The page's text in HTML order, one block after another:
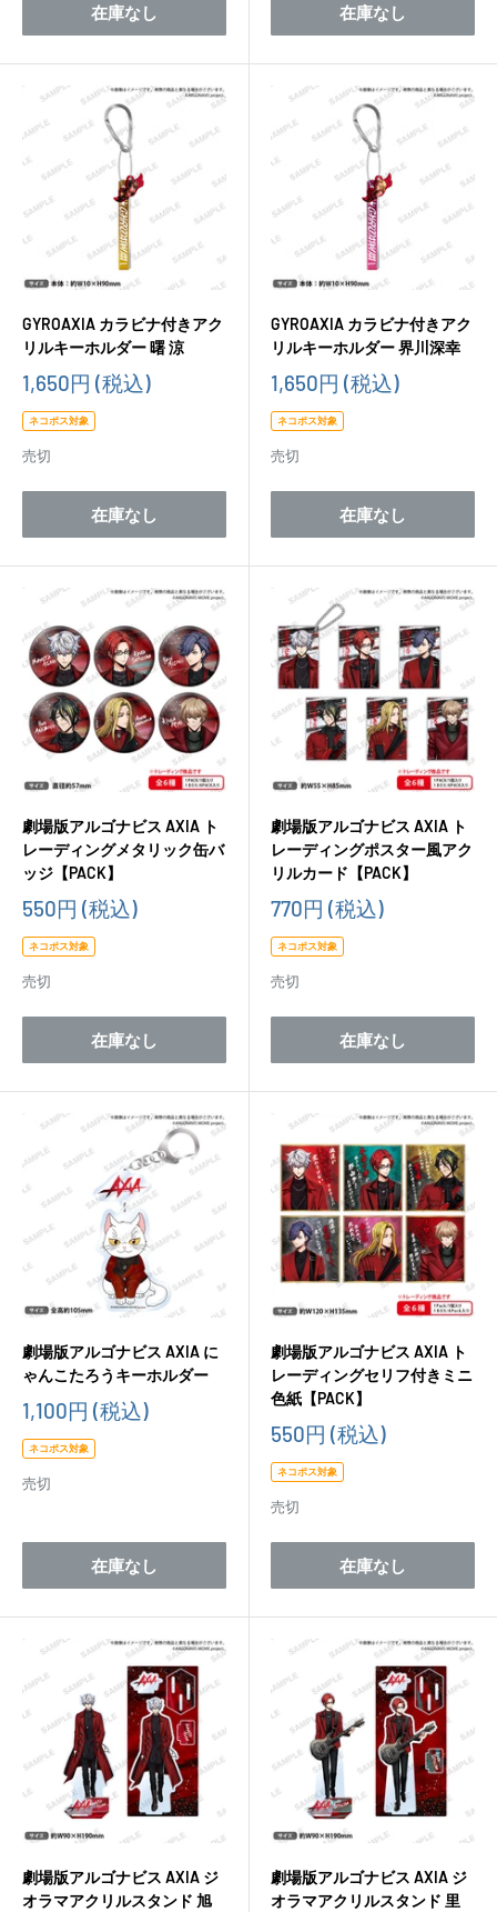
在庫なし 在庫なし
GYROAXIA カラビナ付きアク
リルキーホルダー 曙 涼
販
価
格
1,650円 (税込)
ネコポス対象
売切
在庫なし
GYROAXIA カラビナ付きアク
リルキーホルダー 界川深幸
販
価
格
1,650円 (税込)
ネコポス対象
売切
在庫なし
劇場版アルゴナビス AXIA ト
レーディングメタリック缶バ
ッジ【PACK】
販
価
格
550円 (税込)
ネコポス対象
売切
在庫なし
劇場版アルゴナビス AXIA ト
レーディングポスター風アク
リルカード【PACK】
販
価
格
770円 (税込)
ネコポス対象
売切
在庫なし
劇場版アルゴナビス AXIA に
ゃんこたろうキーホルダー
販
価
格
1,100円 (税込)
ネコポス対象
売切
在庫なし
劇場版アルゴナビス AXIA ト
レーディングセリフ付きミニ
色紙【PACK】
販
価
格
550円 (税込)
ネコポス対象
売切
在庫なし
劇場版アルゴナビス AXIA ジ
オラマアクリルスタンド 旭
劇場版アルゴナビス AXIA ジ
オラマアクリルスタンド 里